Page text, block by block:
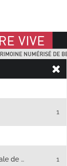
de Besançon
par :
1
par :
de Besançon 1